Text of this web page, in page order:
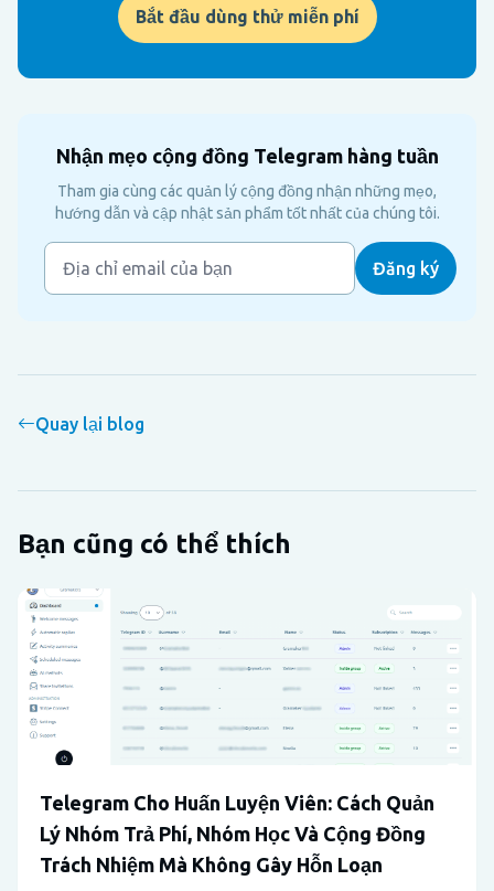
Bắt đầu dùng thử miễn phí
Nhận mẹo cộng đồng Telegram hàng tuần
Tham gia cùng các quản lý cộng đồng nhận những mẹo,
hướng dẫn và cập nhật sản phẩm tốt nhất của chúng tôi.
Quay lại blog
Bạn cũng có thể thích
Telegram Cho Huấn Luyện Viên: Cách Quản
Lý Nhóm Trả Phí, Nhóm Học Và Cộng Đồng
Trách Nhiệm Mà Không Gây Hỗn Loạn